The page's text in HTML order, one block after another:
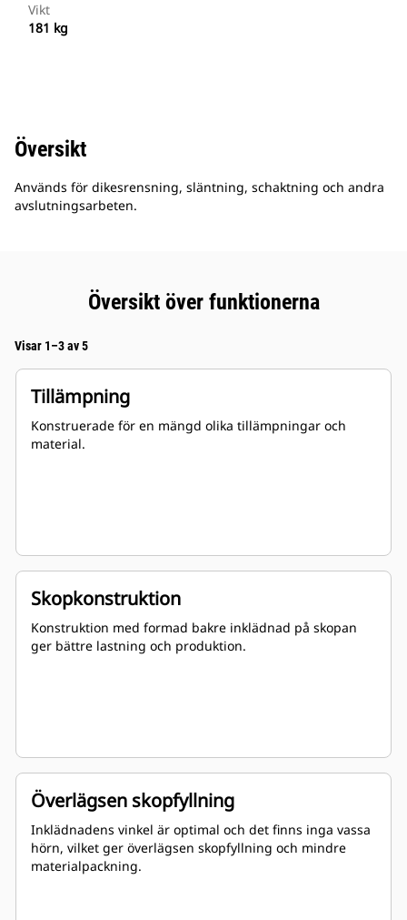
Vikt
181 kg
Översikt
Används för dikesrensning, släntning, schaktning och andra
avslutningsarbeten.
Översikt över funktionerna
Visar 1–3 av 5
Tillämpning
Konstruerade för en mängd olika tillämpningar och
material.
Skopkonstruktion
Konstruktion med formad bakre inklädnad på skopan
ger bättre lastning och produktion.
Överlägsen skopfyllning
Inklädnadens vinkel är optimal och det finns inga vassa
hörn, vilket ger överlägsen skopfyllning och mindre
materialpackning.